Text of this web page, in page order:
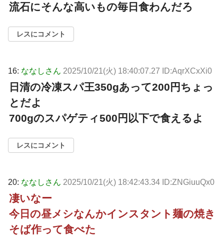
流石にそんな高いもの毎日食わんだろ
レスにコメント
16: ななしさん 2025/10/21(火) 18:40:07.27 ID:AqrXCxXi0
日清の冷凍スパ王350gあって200円ちょっ
とだよ
700gのスパゲティ500円以下で食えるよ
レスにコメント
20: ななしさん 2025/10/21(火) 18:42:43.34 ID:ZNGiuuQx0
凄いなー
今日の昼メシなんかインスタント麺の焼き
そば作って食べた